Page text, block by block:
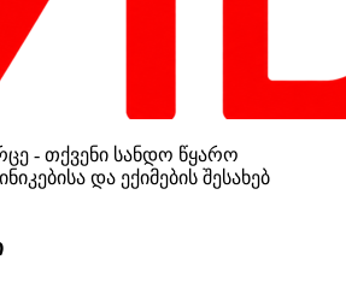
- თქვენი სანდო წყარო
და ექიმების შესახებ